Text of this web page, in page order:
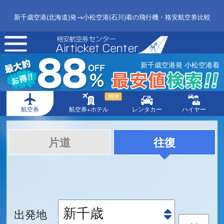
新千歳空港(北海道)発→小松空港(石川)着の飛行機・格安航空券比較
toggle
navigation
新千歳空港発 小松空港着
航空券 航空券+ホテル
NEW
レンタカー ハイヤー
片道 往復
出発地